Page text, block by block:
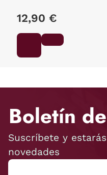
12,90 €
Boletín
Suscríbete y
novedades